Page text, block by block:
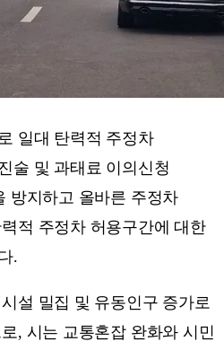
일대 탄력적 주정차
술 및 과태료 이의신청
방지하고 올바른 주정차
적 주정차 허용구간에 대한
.
설 밀집 및 유동인구 증가로
, 시는 교통혼잡 완화와 시민